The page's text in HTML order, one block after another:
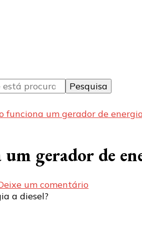
funciona um gerador de
gerador de
um comentárioem